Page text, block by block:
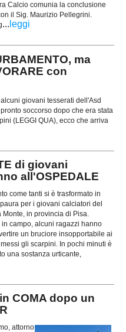
Calcio comunia la conclusione
il Sig. Maurizio Pellegrini.
... leggi
ma
con
giovani tesserati dell'Asd
soccorso dopo che era stata
(LEGGI QUA), ecco che arriva
di giovani
all'OSPEDALE
come tanti si è trasformato in
per i giovani calciatori del
Monte, in provincia di Pisa.
campo, alcuni ragazzi hanno
un bruciore insopportabile ai
gli scarpini. In pochi minuti è
una sostanza urticante,
COMA dopo un
attorno